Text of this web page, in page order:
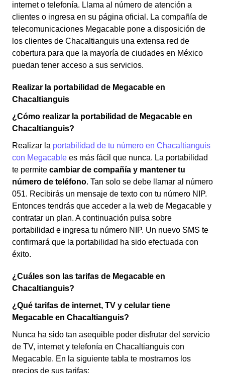
internet o telefonía. Llama al número de atención a
clientes o ingresa en su página oficial. La compañía de
telecomunicaciones Megacable pone a disposición de
los clientes de Chacaltianguis una extensa red de
cobertura para que la mayoría de ciudades en México
puedan tener acceso a sus servicios.
Realizar la portabilidad de Megacable en
Chacaltianguis
¿Cómo realizar la portabilidad de Megacable en
Chacaltianguis?
Realizar la portabilidad de tu número en Chacaltianguis
con Megacable es más fácil que nunca. La portabilidad
te permite cambiar de compañía y mantener tu
número de teléfono. Tan solo se debe llamar al número
051. Recibirás un mensaje de texto con tu número NIP.
Entonces tendrás que acceder a la web de Megacable y
contratar un plan. A continuación pulsa sobre
portabilidad e ingresa tu número NIP. Un nuevo SMS te
confirmará que la portabilidad ha sido efectuada con
éxito.
¿Cuáles son las tarifas de Megacable en
Chacaltianguis?
¿Qué tarifas de internet, TV y celular tiene
Megacable en Chacaltianguis?
Nunca ha sido tan asequible poder disfrutar del servicio
de TV, internet y telefonía en Chacaltianguis con
Megacable. En la siguiente tabla te mostramos los
precios de sus tarifas: